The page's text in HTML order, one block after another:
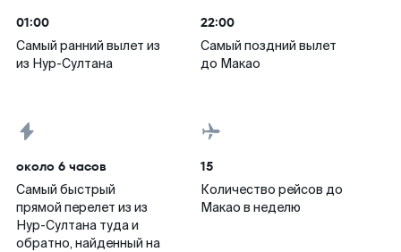
01:00
Самый ранний вылет из
из Нур-Султана
22:00
Самый поздний вылет
до Макао
около 6 часов
Самый быстрый
прямой перелет из из
Нур-Султана туда и
обратно, найденный на
15
Количество рейсов до
Макао в неделю